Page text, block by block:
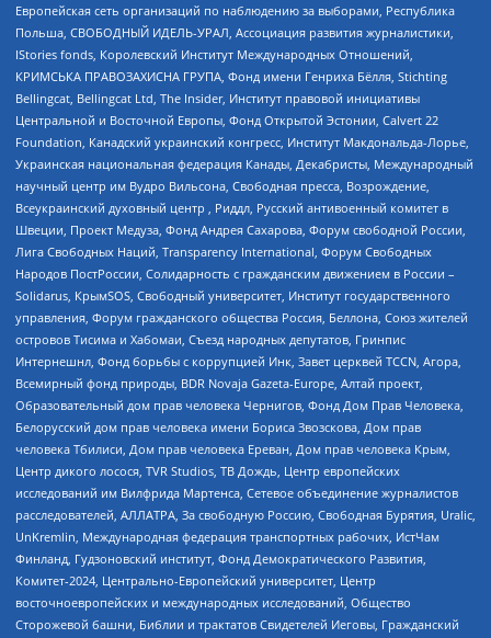
Европейская сеть организаций по наблюдению за выборами, Республика
Польша, СВОБОДНЫЙ ИДЕЛЬ-УРАЛ, Ассоциация развития журналистики,
IStories fonds, Королевский Институт Международных Отношений,
КРИМСЬКА ПРАВОЗАХИСНА ГРУПА, Фонд имени Генриха Бёлля, Stichting
Bellingcat, Bellingcat Ltd, The Insider, Институт правовой инициативы
Центральной и Восточной Европы, Фонд Открытой Эстонии, Calvert 22
Foundation, Канадский украинский конгресс, Институт Макдональда-Лорье,
Украинская национальная федерация Канады, Декабристы, Международный
научный центр им Вудро Вильсона, Свободная пресса, Возрождение,
Всеукраинский духовный центр , Риддл, Русский антивоенный комитет в
Швеции, Проект Медуза, Фонд Андрея Сахарова, Форум свободной России,
Лига Свободных Наций, Transparеncy International, Форум Свободных
Народов ПостРоссии, Солидарность с гражданским движением в России –
Solidarus, КрымSOS, Свободный университет, Институт государственного
управления, Форум гражданского общества Россия, Беллона, Союз жителей
островов Тисима и Хабомаи, Съезд народных депутатов, Гринпис
Интернешнл, Фонд борьбы с коррупцией Инк, Завет церквей TCCN, Агора,
Всемирный фонд природы, BDR Novaja Gazeta-Europe, Алтай проект,
Образовательный дом прав человека Чернигов, Фонд Дом Прав Человека,
Белорусский дом прав человека имени Бориса Звозскова, Дом прав
человека Тбилиси, Дом прав человека Ереван, Дом прав человека Крым,
Центр дикого лосося, TVR Studios, ТВ Дождь, Центр европейских
исследований им Вилфрида Мартенса, Сетевое объединение журналистов
расследователей, АЛЛАТРА, За свободную Россию, Свободная Бурятия, Uralic,
UnKremlin, Международная федерация транспортных рабочих, ИстЧам
Финланд, Гудзоновский институт, Фонд Демократического Развития,
Комитет-2024, Центрально-Европейский университет, Центр
восточноевропейских и международных исследований, Общество
Сторожевой башни, Библии и трактатов Свидетелей Иеговы, Гражданский